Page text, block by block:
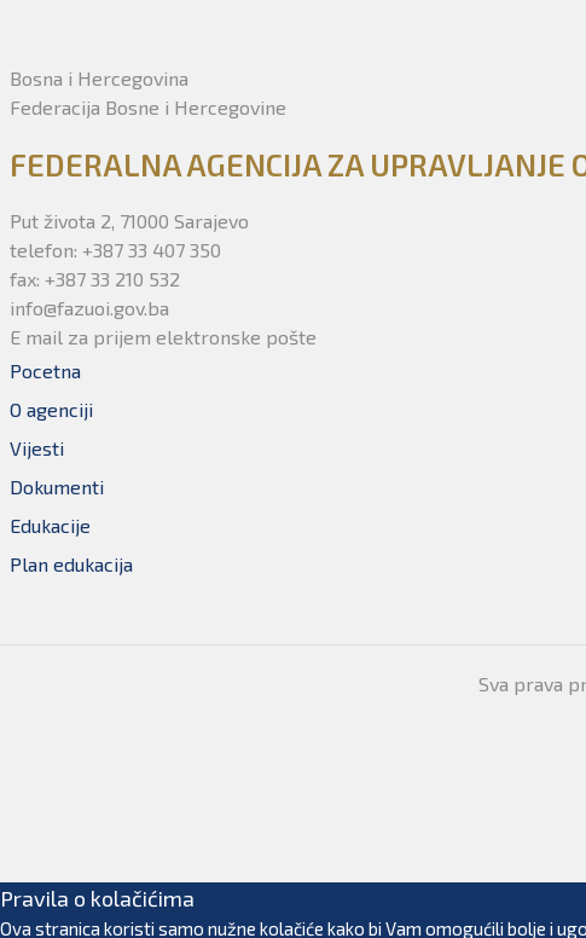
Bosna i Hercegovina
Federacija Bosne i Hercegovine
FEDERALNA AGENCIJA ZA UPRAVLJANJE
Put života 2, 71000 Sarajevo
telefon: +387 33 407 350
fax: +387 33 210 532
info@fazuoi.gov.ba
E mail za prijem elektronske pošte
Pocetna
O agenciji
Vijesti
Dokumenti
Edukacije
Plan edukacija
Sva prava
Pravila o kolačićima
Ova stranica koristi samo nužne kolačiće kako bi Vam omogućili bolje i